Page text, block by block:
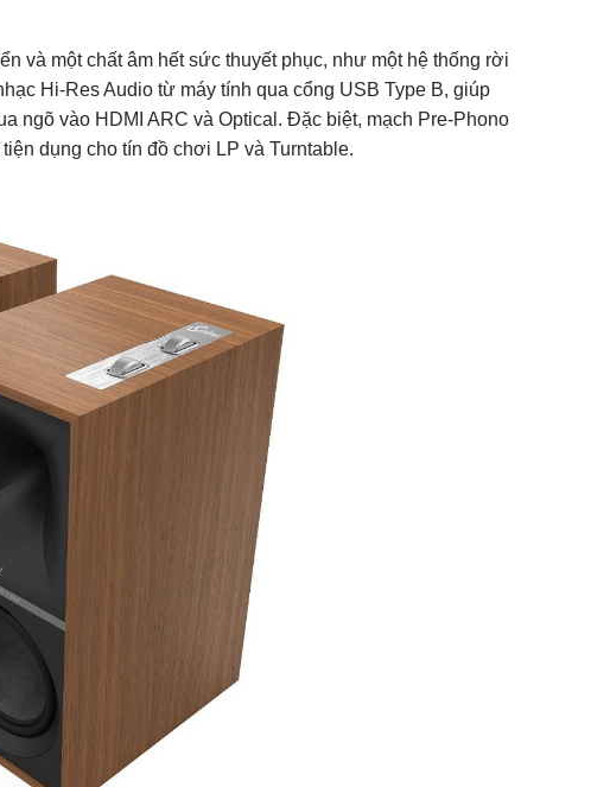
và một chất âm hết sức thuyết phục, như một hệ thống rời
Hi-Res Audio từ máy tính qua cổng USB Type B, giúp
ngõ vào HDMI ARC và Optical. Đặc biệt, mạch Pre-Phono
dụng cho tín đồ chơi LP và Turntable.